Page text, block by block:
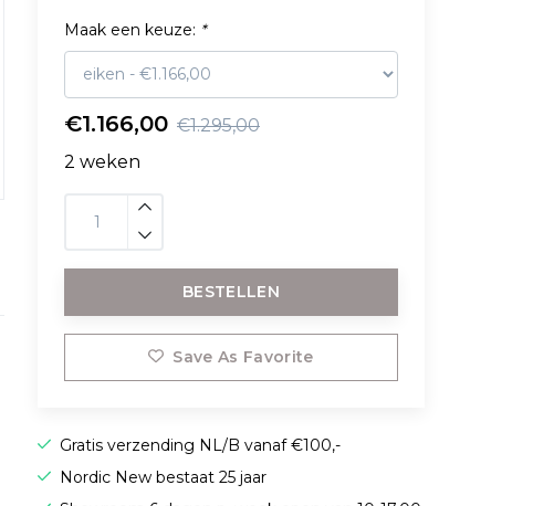
Maak een keuze: *
€1.166,00 €1.295,00
2 weken
BESTELLEN
Save As Favorite
Gratis verzending NL/B vanaf €100,-
Nordic New bestaat 25 jaar